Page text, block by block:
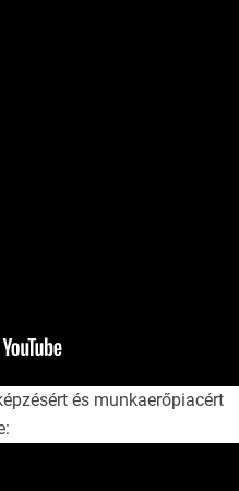
és munkaerőpiacért